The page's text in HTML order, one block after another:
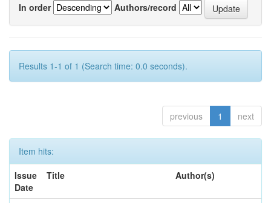
In order
Authors/record
Results 1-1 of 1 (Search time: 0.0 seconds).
previous 1 next
Item hits:
Issue
Date
Title Author(s)